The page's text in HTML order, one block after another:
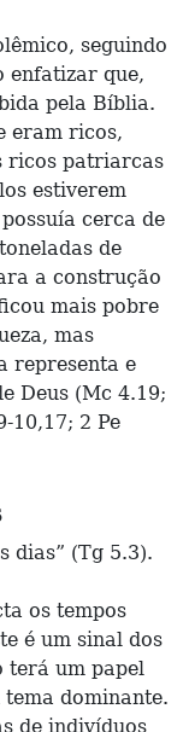
seguindo
enfatizar que,
pela Bíblia.
eram ricos,
ricos patriarcas
estiverem
cerca de
de
a construção
mais pobre
mas
representa e
Deus (Mc 4.19;
10,17; 2 Pe
dias” (Tg 5.3).
os tempos
é um sinal dos
terá um papel
dominante.
de indivíduos